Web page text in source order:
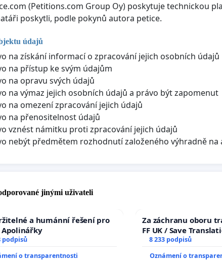
(Petitions.com Group Oy) poskytuje technickou
poskytli, podle pokynů autora petice.
údajů
na získání informací o zpracování jejich osobních údajů
na přístup ke svým údajům
na opravu svých údajů
na výmaz jejich osobních údajů a právo být zapomenut
na omezení zpracování jejich údajů
na přenositelnost údajů
vznést námitku proti zpracování jejich údajů
nebýt předmětem rozhodnutí založeného výhradně
jinými uživateli
a humánní řešení pro
Apolinářky
podpisů
o transparentnosti
Za záchranu oboru
FF UK / Save
the Faculty of Arts,
University
8 233 podpisů
Oznámení o